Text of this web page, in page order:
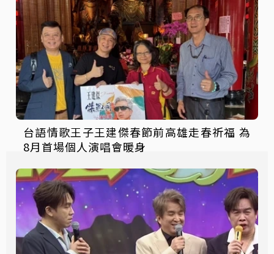
台語情歌王子王建傑春節前高雄走春祈福 為
8月首場個人演唱會暖身